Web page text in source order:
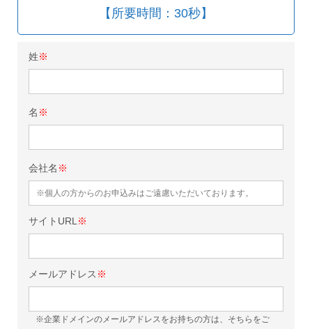
【所要時間：30秒】
姓※
名 ※
会社名 ※
サイトURL ※
メールアドレス ※
※企業ドメインのメールアドレスをお持ちの方は、そちらをご